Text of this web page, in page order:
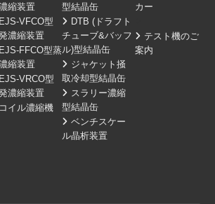
縮装置
EJS-VFCO型
濃縮装置
EJS-FFCO型蒸
縮装置
EJS-VRCO型
濃縮装置
コイル濃縮機
型結晶缶
DTB (ドラフト
チューブ&バッフ
ル)型結晶缶
ジャケット掻
取冷却型結晶缶
スラリー濃縮
型結晶缶
ベンチスケー
ル晶析装置
カー
テスト機のご
案内